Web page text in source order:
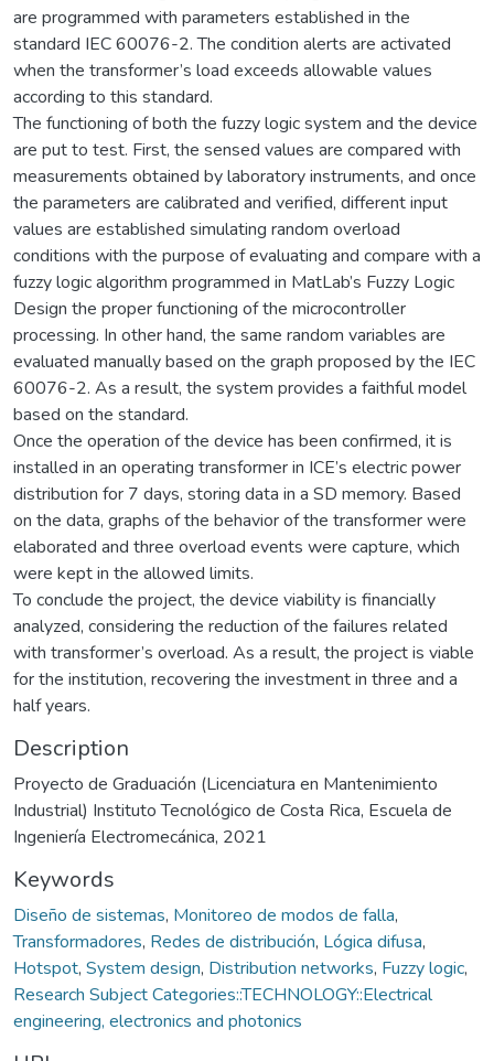
are programmed with parameters established in the
standard IEC 60076-2. The condition alerts are activated
when the transformer’s load exceeds allowable values
according to this standard.
The functioning of both the fuzzy logic system and the device
are put to test. First, the sensed values are compared with
measurements obtained by laboratory instruments, and once
the parameters are calibrated and verified, different input
values are established simulating random overload
conditions with the purpose of evaluating and compare with a
fuzzy logic algorithm programmed in MatLab’s Fuzzy Logic
Design the proper functioning of the microcontroller
processing. In other hand, the same random variables are
evaluated manually based on the graph proposed by the IEC
60076-2. As a result, the system provides a faithful model
based on the standard.
Once the operation of the device has been confirmed, it is
installed in an operating transformer in ICE’s electric power
distribution for 7 days, storing data in a SD memory. Based
on the data, graphs of the behavior of the transformer were
elaborated and three overload events were capture, which
were kept in the allowed limits.
To conclude the project, the device viability is financially
analyzed, considering the reduction of the failures related
with transformer’s overload. As a result, the project is viable
for the institution, recovering the investment in three and a
half years.
Description
Proyecto de Graduación (Licenciatura en Mantenimiento
Industrial) Instituto Tecnológico de Costa Rica, Escuela de
Ingeniería Electromecánica, 2021
Keywords
Diseño de sistemas, Monitoreo de modos de falla,
Transformadores, Redes de distribución, Lógica difusa,
Hotspot, System design, Distribution networks, Fuzzy logic,
Research Subject Categories::TECHNOLOGY::Electrical
engineering, electronics and photonics